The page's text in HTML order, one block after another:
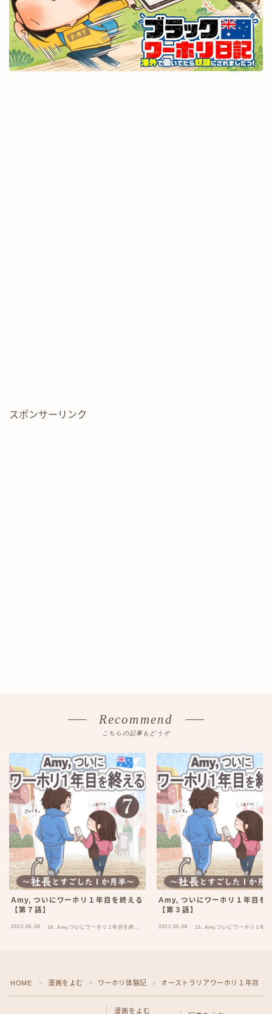
スポンサーリンク
Recommend
こちらの記事もどうぞ
Amy, ついにワーホリ１年目を終える
【第７話】
2022.06.08
16. Amy,ついにワーホリ１年目を終え
Amy, ついにワーホリ１年目を
【第３話】
2022.06.08
16. Amy,ついにワーホリ１年目
HOME ＞ 漫画をよむ ＞ ワーホリ体験記 ＞ オーストラリアワーホリ１年目
漫画をよむ